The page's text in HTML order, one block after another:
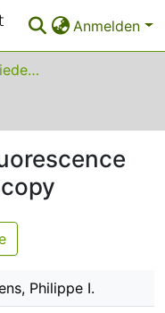
Anmelden
Zentrale und angegliederte Institute
Philippe I.